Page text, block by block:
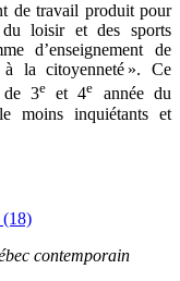
de travail produit pour
loisir et des sports
d’enseignement de
la citoyenneté ». Ce
de 3eet 4e année du
moins inquiétants et
(18)
contemporain